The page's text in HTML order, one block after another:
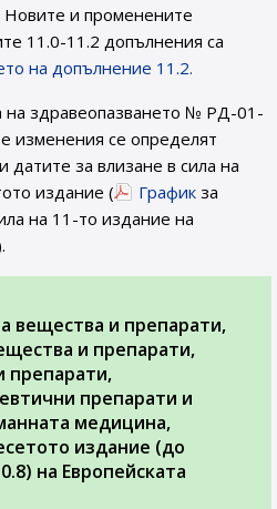
Новите и променените
11.0-11.2 допълнения са
на допълнение 11.2.
на здравеопазването № РД-01-
изменения се определят
за влизане в сила на
издание (
График за
на 11-то издание на
вещества и препарати,
и препарати,
препарати,
препарати и
медицина,
издание (до
на Европейската